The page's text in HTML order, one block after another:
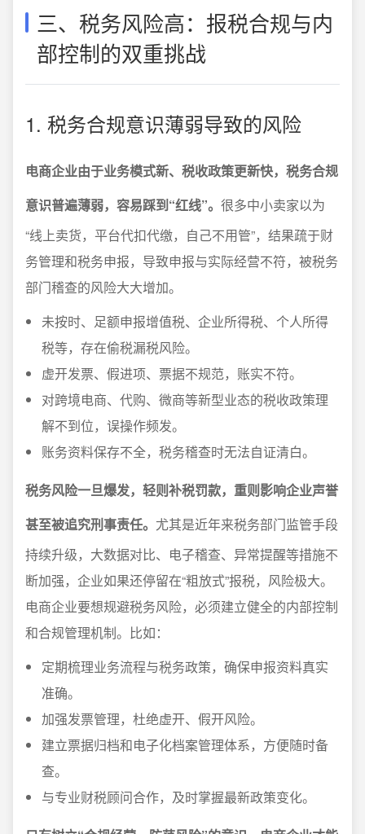
三、税务风险高：报税合规与内
部控制的双重挑战
1. 税务合规意识薄弱导致的风险
电商企业由于业务模式新、税收政策更新快，税务合规
意识普遍薄弱，容易踩到“红线”。 很多中小卖家以为
“线上卖货，平台代扣代缴，自己不用管”，结果疏于财
务管理和税务申报，导致申报与实际经营不符，被税务
部门稽查的风险大大增加。
未按时、足额申报增值税、企业所得税、个人所得
税等，存在偷税漏税风险。
虚开发票、假进项、票据不规范，账实不符。
对跨境电商、代购、微商等新型业态的税收政策理
解不到位，误操作频发。
账务资料保存不全，税务稽查时无法自证清白。
税务风险一旦爆发，轻则补税罚款，重则影响企业声誉
甚至被追究刑事责任。 尤其是近年来税务部门监管手段
持续升级，大数据对比、电子稽查、异常提醒等措施不
断加强，企业如果还停留在“粗放式”报税，风险极大。
电商企业要想规避税务风险，必须建立健全的内部控制
和合规管理机制。比如：
定期梳理业务流程与税务政策，确保申报资料真实
准确。
加强发票管理，杜绝虚开、假开风险。
建立票据归档和电子化档案管理体系，方便随时备
查。
与专业财税顾问合作，及时掌握最新政策变化。